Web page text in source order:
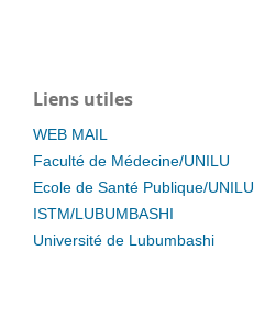
Liens utiles
WEB MAIL
Faculté de Médecine/UNILU
Ecole de Santé Publique/UNILU
ISTM/LUBUMBASHI
Université de Lubumbashi